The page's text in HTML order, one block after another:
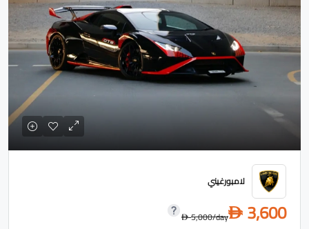
لامبورغيني
D 3,600
D5,000/day